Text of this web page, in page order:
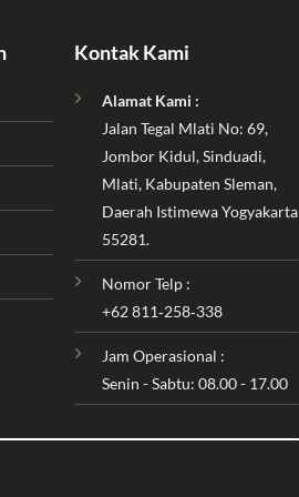
Kontak Kami
Alamat Kami :
Jalan Tegal Mlati No: 69,
Jombor Kidul, Sinduadi,
Mlati, Kabupaten Sleman,
Daerah Istimewa Yogyakarta
55281.
Nomor Telp :
‪+62 811‑258‑338‬
Jam Operasional :
Senin - Sabtu: 08.00 - 17.00